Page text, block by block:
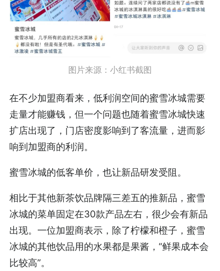
图片来源：小红书截图
在不少加盟商看来，低利润空间的蜜雪冰城需要
走量才能赚钱，但一个问题也随着蜜雪冰城快速
扩店出现了，门店密度影响到了客流量，进而影
响到加盟商的利润。
蜜雪冰城的低客单价，也让新品研发受阻。
相比于其他新茶饮品牌隔三差五的推新品，蜜雪
冰城的菜单固定在30款产品左右，很少会有新品
出现。一位加盟商表示，除了柠檬和橙子，蜜雪
冰城的其他饮品用的水果都是果酱，“鲜果成本会
比较高”。